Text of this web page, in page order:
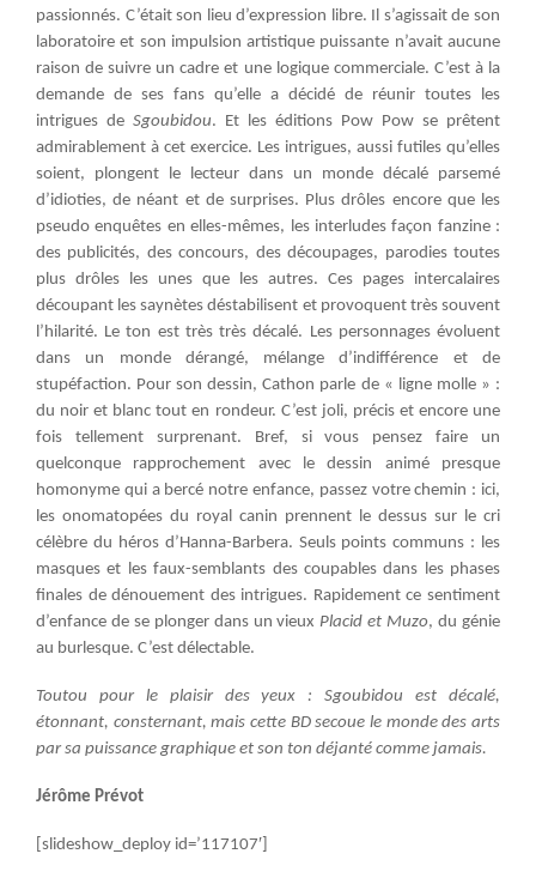
passionnés. C’était son lieu d’expression libre. Il s’agissait de son
laboratoire et son impulsion artistique puissante n’avait aucune
raison de suivre un cadre et une logique commerciale. C’est à la
demande de ses fans qu’elle a décidé de réunir toutes les
intrigues de Sgoubidou. Et les éditions Pow Pow se prêtent
admirablement à cet exercice. Les intrigues, aussi futiles qu’elles
soient, plongent le lecteur dans un monde décalé parsemé
d’idioties, de néant et de surprises. Plus drôles encore que les
pseudo enquêtes en elles-mêmes, les interludes façon fanzine :
des publicités, des concours, des découpages, parodies toutes
plus drôles les unes que les autres. Ces pages intercalaires
découpant les saynètes déstabilisent et provoquent très souvent
l’hilarité. Le ton est très très décalé. Les personnages évoluent
dans un monde dérangé, mélange d’indifférence et de
stupéfaction. Pour son dessin, Cathon parle de « ligne molle » :
du noir et blanc tout en rondeur. C’est joli, précis et encore une
fois tellement surprenant. Bref, si vous pensez faire un
quelconque rapprochement avec le dessin animé presque
homonyme qui a bercé notre enfance, passez votre chemin : ici,
les onomatopées du royal canin prennent le dessus sur le cri
célèbre du héros d’Hanna-Barbera. Seuls points communs : les
masques et les faux-semblants des coupables dans les phases
finales de dénouement des intrigues. Rapidement ce sentiment
d’enfance de se plonger dans un vieuxPlacid et Muzo, du génie
au burlesque. C’est délectable.
Toutou pour le plaisir des yeux : Sgoubidou est décalé,
étonnant, consternant, mais cette BD secoue le monde des arts
par sa puissance graphique et son ton déjanté comme jamais.
Jérôme Prévot
[slideshow_deploy id=’117107′]